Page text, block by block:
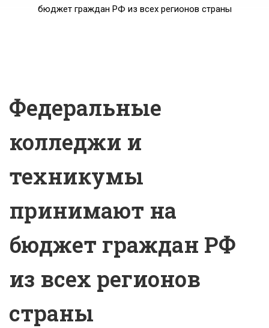
бюджет граждан РФ из всех регионов страны
Федеральные
колледжи и
техникумы
принимают на
бюджет граждан РФ
из всех регионов
страны